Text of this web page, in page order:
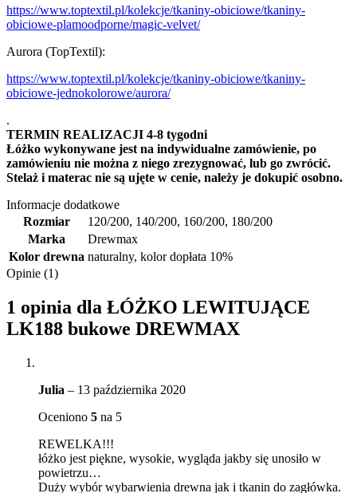
https://www.toptextil.pl/kolekcje/tkaniny-obiciowe/tkaniny-
obiciowe-plamoodporne/magic-velvet/
Aurora (TopTextil):
https://www.toptextil.pl/kolekcje/tkaniny-obiciowe/tkaniny-
obiciowe-jednokolorowe/aurora/
.
TERMIN REALIZACJI 4-8 tygodni
Łóżko wykonywane jest na indywidualne zamówienie, po
zamówieniu nie można z niego zrezygnować, lub go zwrócić.
Stelaż i materac nie są ujęte w cenie, należy je dokupić osobno.
Informacje dodatkowe
Rozmiar
120/200, 140/200, 160/200, 180/200
Marka
Drewmax
Kolor drewna naturalny, kolor dopłata 10%
Opinie (1)
1 opinia dla ŁÓŻKO LEWITUJĄCE
LK188 bukowe DREWMAX
Julia – 13 października 2020
Oceniono 5 na 5
REWELKA!!!
łóżko jest piękne, wysokie, wygląda jakby się unosiło w
powietrzu…
Duży wybór wybarwienia drewna jak i tkanin do zagłówka.